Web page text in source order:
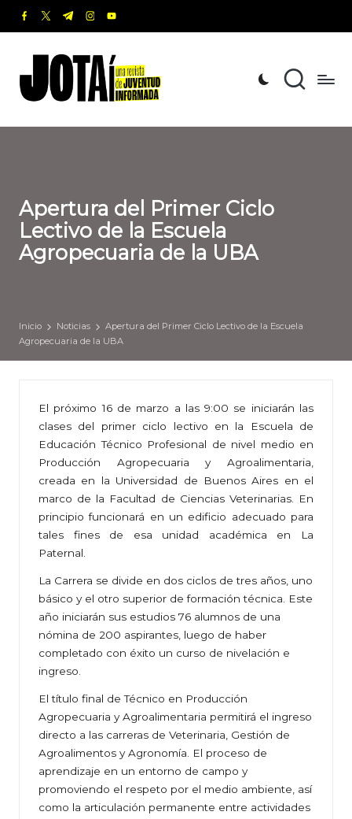
Saltar
contenido
facebook.com
twitter.com
t.me instagram.com
youtube.com
o
t
revista
de
Informada
Apertura del Primer Ciclo
Lectivo de la Escuela
Agropecuaria de la UBA
Inicio Noticias
Apertura del Primer Ciclo Lectivo de la Escuela
Agropecuaria de la UBA
El próximo 16 de marzo a las 9:00 se iniciarán las
clases del primer ciclo lectivo en la Escuela de
Educación Técnico Profesional de nivel medio en
Producción Agropecuaria y Agroalimentaria,
creada en la Universidad de Buenos Aires en el
marco de la Facultad de Ciencias Veterinarias. En
principio funcionará en un edificio adecuado para
tales fines de esa unidad académica en La
Paternal.
La Carrera se divide en dos ciclos de tres años, uno
básico y el otro superior de formación técnica. Este
año iniciarán sus estudios 76 alumnos de una
nómina de 200 aspirantes, luego de haber
completado con éxito un curso de nivelación e
ingreso.
El título final de Técnico en Producción
Agropecuaria y Agroalimentaria permitirá el ingreso
directo a las carreras de Veterinaria, Gestión de
Agroalimentos y Agronomía. El proceso de
aprendizaje en un entorno de campo y
promoviendo el respeto por el medio ambiente, así
como la articulación permanente entre actividades